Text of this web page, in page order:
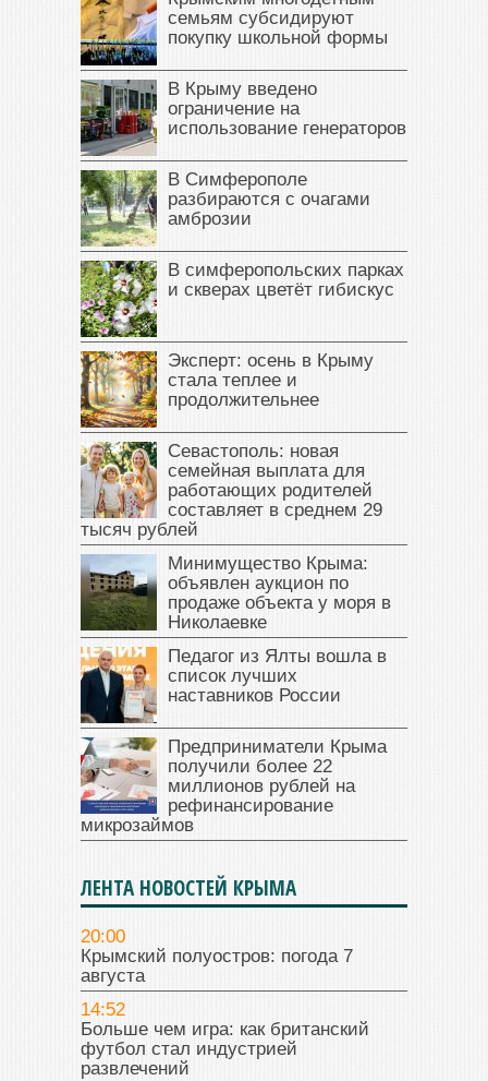
семьям субсидируют
покупку школьной формы
В Крыму введено
ограничение на
использование генераторов
В Симферополе
разбираются с очагами
амброзии
В симферопольских парках
и скверах цветёт гибискус
Эксперт: осень в Крыму
стала теплее и
продолжительнее
Севастополь: новая
семейная выплата для
работающих родителей
составляет в среднем 29
тысяч рублей
Минимущество Крыма:
объявлен аукцион по
продаже объекта у моря в
Николаевке
Педагог из Ялты вошла в
список лучших
наставников России
Предприниматели Крыма
получили более 22
миллионов рублей на
рефинансирование
микрозаймов
ЛЕНТА НОВОСТЕЙ КРЫМА
20:00
Крымский полуостров: погода 7
августа
14:52
Больше чем игра: как британский
футбол стал индустрией
развлечений